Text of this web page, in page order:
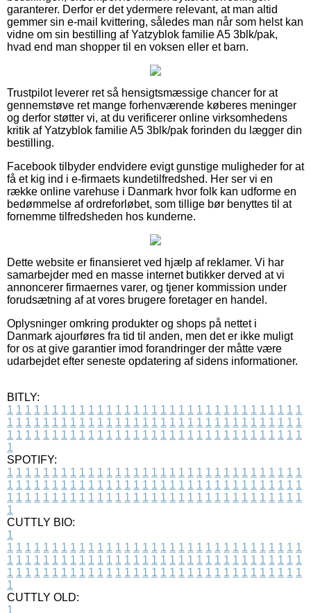
garanterer. Derfor er det ydermere relevant, at man altid
gemmer sin e-mail kvittering, således man når som helst kan
vidne om sin bestilling af Yatzyblok familie A5 3blk/pak,
hvad end man shopper til en voksen eller et barn.
Trustpilot leverer ret så hensigtsmæssige chancer for at
gennemstøve ret mange forhenværende køberes meninger
og derfor støtter vi, at du verificerer online virksomhedens
kritik af Yatzyblok familie A5 3blk/pak forinden du lægger din
bestilling.
Facebook tilbyder endvidere evigt gunstige muligheder for at
få et kig ind i e-firmaets kundetilfredshed. Her ser vi en
række online varehuse i Danmark hvor folk kan udforme en
bedømmelse af ordreforløbet, som tillige bør benyttes til at
fornemme tilfredsheden hos kunderne.
Dette website er finansieret ved hjælp af reklamer. Vi har
samarbejder med en masse internet butikker derved at vi
annoncerer firmaernes varer, og tjener kommission under
forudsætning af at vores brugere foretager en handel.
Oplysninger omkring produkter og shops på nettet i
Danmark ajourføres fra tid til anden, men det er ikke muligt
for os at give garantier imod forandringer der måtte være
udarbejdet efter seneste opdatering af sidens informationer.
BITLY:
1 1 1 1 1 1 1 1 1 1 1 1 1 1 1 1 1 1 1 1 1 1 1 1 1 1 1 1 1 1 1 1 1
1 1 1 1 1 1 1 1 1 1 1 1 1 1 1 1 1 1 1 1 1 1 1 1 1 1 1 1 1 1 1 1 1
1 1 1 1 1 1 1 1 1 1 1 1 1 1 1 1 1 1 1 1 1 1 1 1 1 1 1 1 1 1 1 1 1
1
SPOTIFY:
1 1 1 1 1 1 1 1 1 1 1 1 1 1 1 1 1 1 1 1 1 1 1 1 1 1 1 1 1 1 1 1 1
1 1 1 1 1 1 1 1 1 1 1 1 1 1 1 1 1 1 1 1 1 1 1 1 1 1 1 1 1 1 1 1 1
1 1 1 1 1 1 1 1 1 1 1 1 1 1 1 1 1 1 1 1 1 1 1 1 1 1 1 1 1 1 1 1 1
1
CUTTLY BIO:
1
1 1 1 1 1 1 1 1 1 1 1 1 1 1 1 1 1 1 1 1 1 1 1 1 1 1 1 1 1 1 1 1 1
1 1 1 1 1 1 1 1 1 1 1 1 1 1 1 1 1 1 1 1 1 1 1 1 1 1 1 1 1 1 1 1 1
1 1 1 1 1 1 1 1 1 1 1 1 1 1 1 1 1 1 1 1 1 1 1 1 1 1 1 1 1 1 1 1 1
1
CUTTLY OLD:
1